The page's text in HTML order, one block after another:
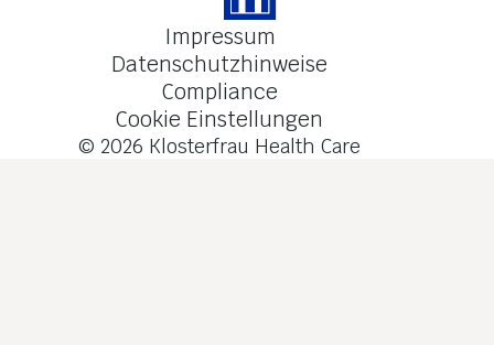
Impressum
Datenschutzhinweise
Compliance
Cookie Einstellungen
© 2026 Klosterfrau Health Care